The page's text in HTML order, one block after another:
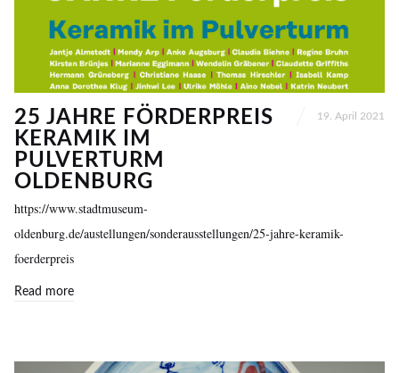
25 JAHRE FÖRDERPREIS
KERAMIK IM
PULVERTURM
OLDENBURG
19. April 2021
https://www.stadtmuseum-
oldenburg.de/austellungen/sonderausstellungen/25-jahre-keramik-
foerderpreis
Read more